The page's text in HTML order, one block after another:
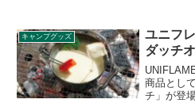
記事では
管理人お
介してい
キャンプグッズ
ユニフ
ダッチ
商品とし
チ」が登